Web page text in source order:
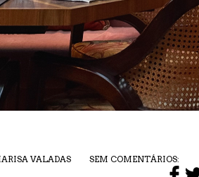
VALADAS SEM COMENTÁRIOS: